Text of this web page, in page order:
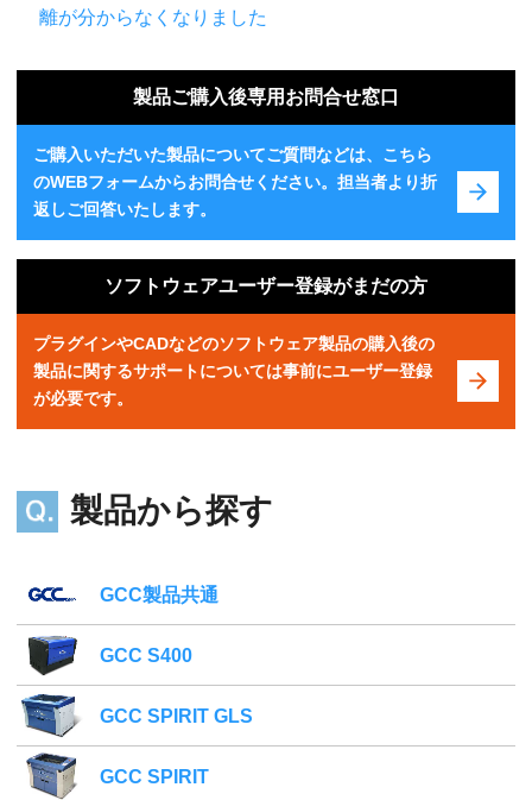
離が分からなくなりました
製品ご購入後専用お問合せ窓口
ご購入いただいた製品についてご質問などは、こちら
のWEBフォームからお問合せください。担当者より折
返しご回答いたします。
ソフトウェアユーザー登録がまだの方
プラグインやCADなどのソフトウェア製品の購入後の
製品に関するサポートについては事前にユーザー登録
が必要です。
製品から探す
GCC製品共通
GCC S400
GCC SPIRIT GLS
GCC SPIRIT